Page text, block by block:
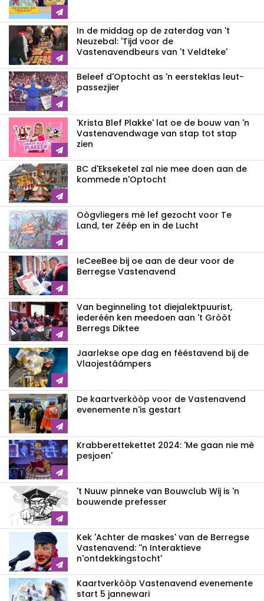
In de middag op de zaterdag van 't
Neuzebal: 'Tijd voor de
Vastenavendbeurs van 't Veldteke'
Beleef d'Optocht as 'n eersteklas leut-
passezjier
'Krista Blef Plakke' lat oe de bouw van 'n
Vastenavendwage van stap tot stap
zien
BC d'Ekseketel zal nie mee doen aan de
kommede n'Optocht
Oògvliegers mè lef gezocht voor Te
Land, ter Zéép en in de Lucht
IeCeeBee bij oe aan de deur voor de
Berregse Vastenavend
Van beginneling tot diejalektpuurist,
iederéén ken meedoen aan 't Gròòt
Berregs Diktee
Jaarlekse ope dag en fééstavend bij de
Vlaojestáámpers
De kaartverkòòp voor de Vastenavend
evenemente n'is gestart
Krabberettekettet 2024: 'Me gaan nie mè
pesjoen'
't Nuuw pinneke van Bouwclub Wij is 'n
bouwende prefesser
Kek 'Achter de maskes' van de Berregse
Vastenavend: ''n Interaktieve
n'ontdekkingstocht'
Kaartverkòòp Vastenavend­ evenemente
start 5 jannewari